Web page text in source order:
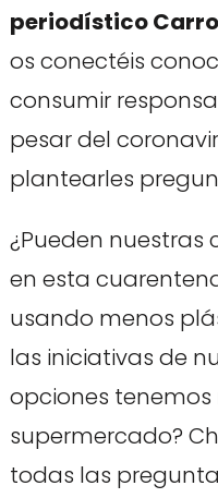
periodístico
os conectéis
consumir
pesar del
plantearles
¿Pueden nuestras
en esta
usando menos
las iniciativas de
opciones
supermercado?
todas las